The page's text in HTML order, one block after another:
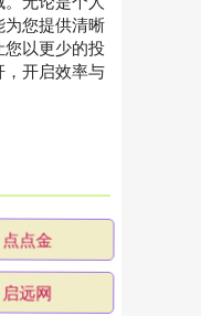
您提供清晰
以更少的投
，开启效率与
点点金
启远网